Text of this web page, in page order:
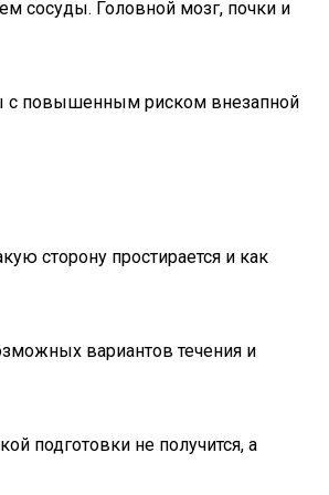
сосуды. Головной мозг, почки и
с повышенным риском внезапной
сторону простирается и как
вариантов течения и
подготовки не получится, а